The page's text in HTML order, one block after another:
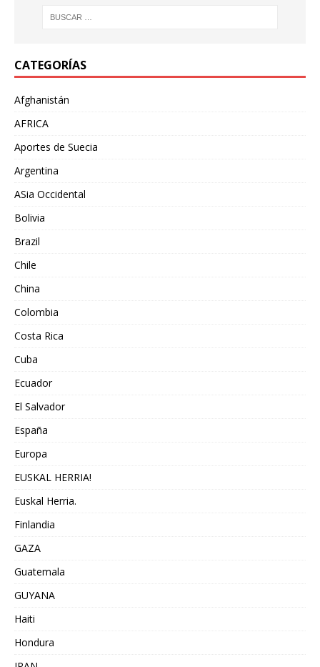
CATEGORÍAS
Afghanistán
AFRICA
Aportes de Suecia
Argentina
ASia Occidental
Bolivia
Brazil
Chile
China
Colombia
Costa Rica
Cuba
Ecuador
El Salvador
España
Europa
EUSKAL HERRIA!
Euskal Herria.
Finlandia
GAZA
Guatemala
GUYANA
Haiti
Hondura